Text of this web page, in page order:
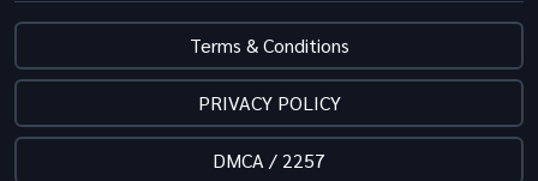
Terms & Conditions
PRIVACY POLICY
DMCA / 2257